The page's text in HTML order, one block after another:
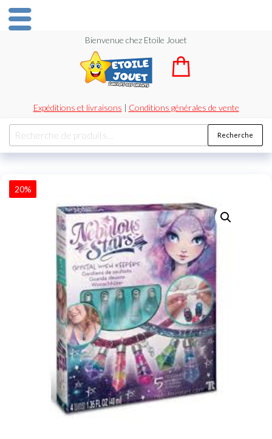
Bienvenue chez Etoile Jouet
Expéditions et livraisons | Conditions générales de vente
Recherche
20%